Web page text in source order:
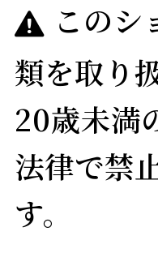
このシ
類を取り
20歳未満
法律で禁
す。